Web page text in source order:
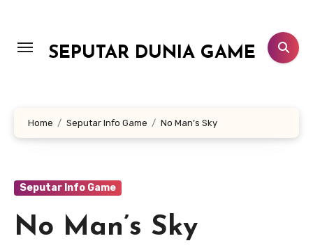
konten
SEPUTAR DUNIA GAME
Home Seputar Info Game No Man’s Sky
Seputar Info Game
No Man’s Sky